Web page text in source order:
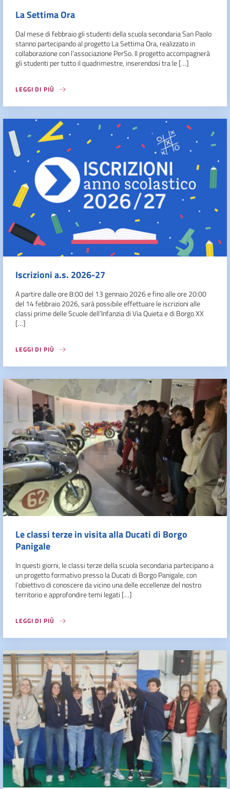
La Settima Ora
Dal mese di febbraio gli studenti della scuola secondaria San Paolo
stanno partecipando al progetto La Settima Ora, realizzato in
collaborazione con l’associazione PerSo. Il progetto accompagnerà
gli studenti per tutto il quadrimestre, inserendosi tra le […]
LEGGI DI PIÙ
Iscrizioni a.s. 2026-27
A partire dalle ore 8:00 del 13 gennaio 2026 e fino alle ore 20:00
del 14 febbraio 2026, sarà possibile effettuare le iscrizioni alle
classi prime delle Scuole dell’Infanzia di Via Quieta e di Borgo XX
[…]
LEGGI DI PIÙ
Le classi terze in visita alla Ducati di Borgo
Panigale
In questi giorni, le classi terze della scuola secondaria partecipano a
un progetto formativo presso la Ducati di Borgo Panigale, con
l’obiettivo di conoscere da vicino una delle eccellenze del nostro
territorio e approfondire temi legati […]
LEGGI DI PIÙ